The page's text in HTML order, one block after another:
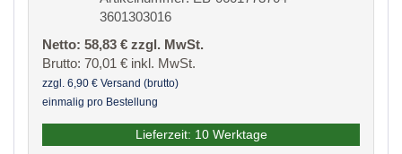
3601303016
Netto: 58,83 € zzgl. MwSt.
Brutto: 70,01 € inkl. MwSt.
zzgl. 6,90 € Versand (brutto)
einmalig pro Bestellung
Lieferzeit: 10 Werktage